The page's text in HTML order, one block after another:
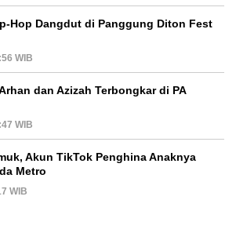
Hop Dangdut di Panggung Diton Fest
WIB
dan Azizah Terbongkar di PA
WIB
Akun TikTok Penghina Anaknya
Metro
WIB